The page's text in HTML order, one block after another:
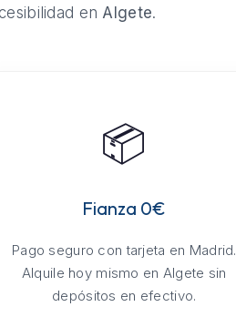
en Algete.
📦
Fianza 0€
Pago seguro con tarjeta en Madrid.
Alquile hoy mismo en Algete sin
depósitos en efectivo.